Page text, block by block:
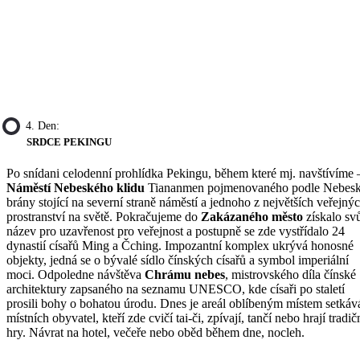
4. Den:
SRDCE PEKINGU
Po snídani celodenní prohlídka Pekingu, během které mj. navštívíme
Náměstí Nebeského klidu Tiananmen pojmenovaného podle
brány stojící na severní straně náměstí a jednoho z největších
prostranství na světě. Pokračujeme do Zakázaného město získalo
název pro uzavřenost pro veřejnost a postupně se zde vystřídalo 24
dynastií císařů Ming a Čching. Impozantní komplex ukrývá honosné
objekty, jedná se o bývalé sídlo čínských císařů a symbol imperiální
moci. Odpoledne návštěva Chrámu nebes, mistrovského díla čínské
architektury zapsaného na seznamu UNESCO, kde císaři po staletí
prosili bohy o bohatou úrodu. Dnes je areál oblíbeným místem
místních obyvatel, kteří zde cvičí tai-či, zpívají, tančí nebo hrají
hry. Návrat na hotel, večeře nebo oběd během dne, nocleh.